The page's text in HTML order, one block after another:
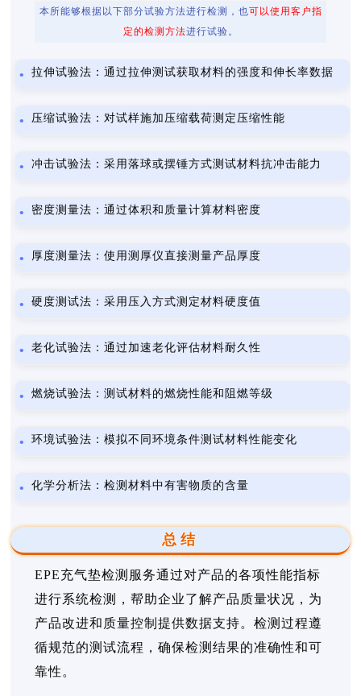
本所能够根据以下部分试验方法进行检测，也可以使用客户指
定的检测方法进行试验。
拉伸试验法：通过拉伸测试获取材料的强度和伸长率数据
压缩试验法：对试样施加压缩载荷测定压缩性能
冲击试验法：采用落球或摆锤方式测试材料抗冲击能力
密度测量法：通过体积和质量计算材料密度
厚度测量法：使用测厚仪直接测量产品厚度
硬度测试法：采用压入方式测定材料硬度值
老化试验法：通过加速老化评估材料耐久性
燃烧试验法：测试材料的燃烧性能和阻燃等级
环境试验法：模拟不同环境条件测试材料性能变化
化学分析法：检测材料中有害物质的含量
总结
EPE充气垫检测服务通过对产品的各项性能指标
进行系统检测，帮助企业了解产品质量状况，为
产品改进和质量控制提供数据支持。检测过程遵
循规范的测试流程，确保检测结果的准确性和可
靠性。